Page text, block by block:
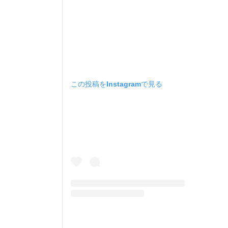
この投稿をInstagramで見る